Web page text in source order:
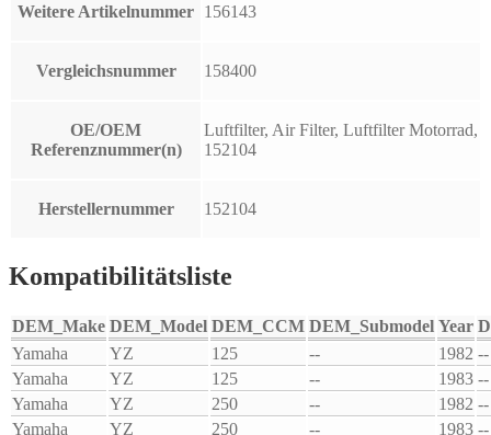
Weitere Artikelnummer 156143
Vergleichsnummer 158400
OE/OEM
Referenznummer(n)
Luftfilter, Air Filter, Luftfilter Motorrad,
152104
Herstellernummer 152104
Kompatibilitätsliste
DEM_Make DEM_Model DEM_CCM DEM_Submodel Year
Yamaha
YZ 125 -- 1982 --
Yamaha
YZ 125 -- 1983 --
Yamaha
YZ 250 -- 1982 --
Yamaha
YZ 250 -- 1983 --